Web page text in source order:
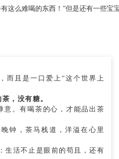
这么难喝的东西！”但是还有一些宝
而且是一口爱上“这个世界上
茶，没有糖。
意。有喝茶的心，才能品出茶
钟，茶马栈道，洋溢在心里
活不止是眼前的苟且，还有